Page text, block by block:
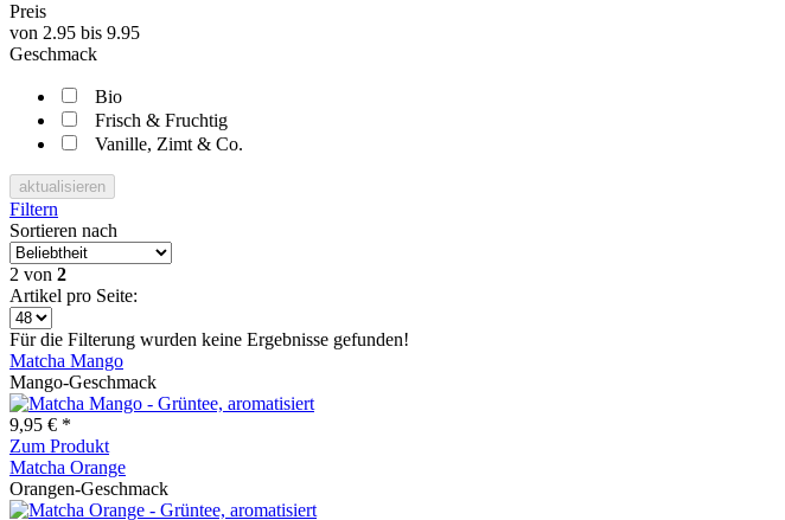
Preis
von 2.95 bis 9.95
Geschmack
Bio
Frisch & Fruchtig
Vanille, Zimt & Co.
aktualisieren
Filtern
Sortieren nach
2 von 2
Artikel pro Seite:
Für die Filterung wurden keine Ergebnisse gefunden!
Matcha Mango
Mango-Geschmack
9,95 € *
Zum Produkt
Matcha Orange
Orangen-Geschmack